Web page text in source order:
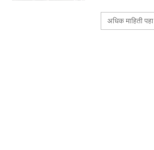
अधिक माहिती पहा